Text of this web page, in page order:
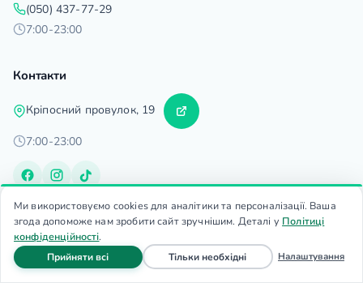
Головна Запис Дзвінок
(050) 437-77-29
7:00-23:00
Контакти
Кріпосний провулок, 19
7:00-23:00
Послуги
МРТ
УЗД
Ми використовуємо cookies для аналітики та персоналізації. Ваша
згода допоможе нам зробити сайт зручнішим. Деталі у Політиці
конфіденційності.
Прийняти всіфайли cookieТільки необхідніфайли cookieНалаштування